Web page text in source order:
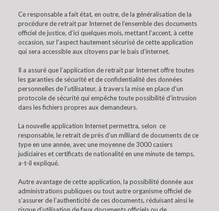
Ce responsable a fait état, en outre, de la généralisation de la
procédure de retrait par Internet de l’ensemble des documents
officiel de justice, d’ici quelques mois, mettant l’accent, à cette
occasion, sur l’aspect hautement sécurisé de cette application
qui sera accessible aux citoyens par le bais d’internet.
Il a assuré que l’application de retrait par Internet offre toutes
les garanties de sécurité et de confidentialité des données
personnelles de l’utilisateur, à travers la mise en place d’un
protocole de sécurité qui empêche toute possibilité d’intrusion
dans les fichiers propres aux demandeurs.
La nouvelle application Internet permettra, selon ce
responsable, le retrait de près d’un milliard de documents de ce
type en une année, avec une moyenne de 3000 casiers
judiciaires et certificats de nationalité en une minute de temps,
a-t-il expliqué.
Autre avantage de cette application, la possibilité donnée aux
administrations publiques ou tout autre organisme officiel de
s’assurer de l’authenticité de ces documents, réduisant ainsi le